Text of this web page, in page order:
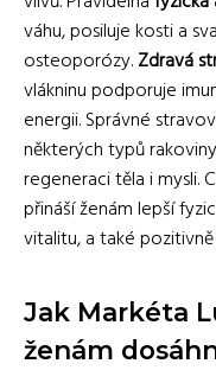
váhu, posiluje kosti a
osteoporózy.Zdravá
vlákninu podporuje
energii. Správné
některých typů
regeneraci těla i mysli.
přináší ženám lepší
vitalitu, a také
Jak Markéta
ženám